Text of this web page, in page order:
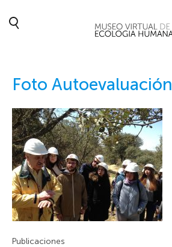
Foto Autoevaluación
Publicaciones